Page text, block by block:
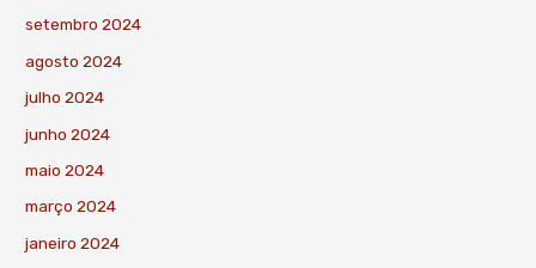
setembro 2024
agosto 2024
julho 2024
junho 2024
maio 2024
março 2024
janeiro 2024